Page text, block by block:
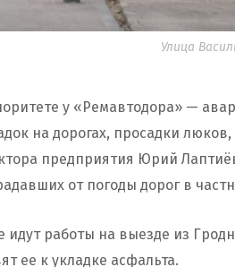
Улица
у «Ремавтодора» —
на дорогах, просадки
предприятия Юрий
от погоды дорог в
идут работы на выезде из
ее к укладке асфальта.